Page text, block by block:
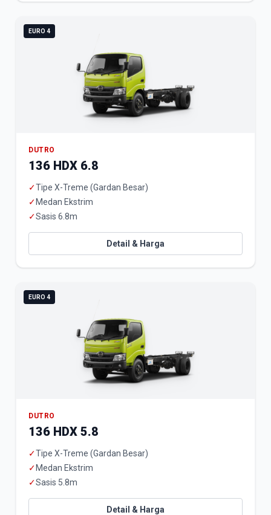
EURO 4
DUTRO
136 HDX 6.8
✓Tipe X-Treme (Gardan Besar)
✓ Medan Ekstrim
✓Sasis 6.8m
Detail & Harga
EURO 4
DUTRO
136 HDX 5.8
✓Tipe X-Treme (Gardan Besar)
✓ Medan Ekstrim
✓Sasis 5.8m
Detail & Harga